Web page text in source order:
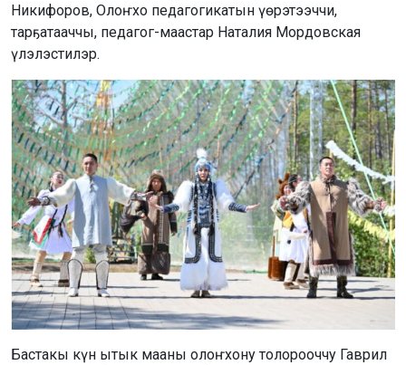
Никифоров, Олоҥхо педагогикатын үөрэтээччи,
тарҕатааччы, педагог-маастар Наталия Мордовская
үлэлэстилэр.
Бастакы күн ытык мааны олоҥхону толорооччу Гаврил